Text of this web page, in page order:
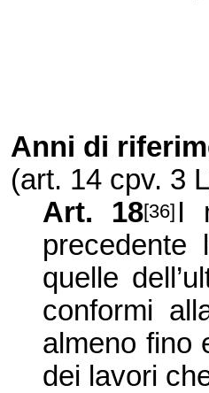
Anni di
(art. 14 cpv. 3
Art. 18[36] I
quelle
conformi
almeno fino
dei lavori